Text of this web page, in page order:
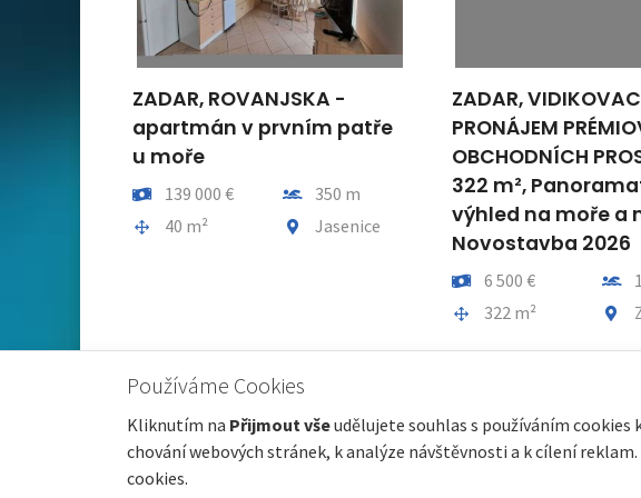
ZADAR, ROVANJSKA -
apartmán v prvním patře
u moře
Cena139 000 € Vzdálenost od moře
350 m
Plocha celkem
40 m² Obec, část obce
Jasenice
ZADAR,
PRONÁJEM
OBCHODNÍCH
322 m²,
výhled na moře a
Novostavba 2026
Cena6 500 €
Plocha celkem
322 m²
Používáme Cookies
Kliknutím na Přijmout všeudělujete souhlas s používáním
chování webových stránek, k analýze návštěvnosti a k cílení
cookies.